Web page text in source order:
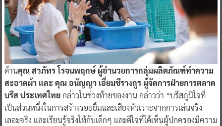
ด้านคุณ สวภัทร โรจนพฤกษ์ ผู้อำนวยการกลุ่มผลิตภัณฑ์ทำความ
สะอาดผ้า และ คุณ อนัญญา เอี่ยมชีรางกูร ผู้จัดการฝ่ายการตลาด
บรีส ประเทศไทยกล่าวในช่วงท้ายของงาน กล่าวว่า “บรีสภูมิใจที่
เป็นส่วนหนึ่งในการสร้างรอยยิ้มและเสียงหัวเราะจากการเล่นจริง
เลอะจริง และเรียนรู้จริงให้กับเด็กๆ และดีใจที่ได้เห็นผู้ปกครองมีความ